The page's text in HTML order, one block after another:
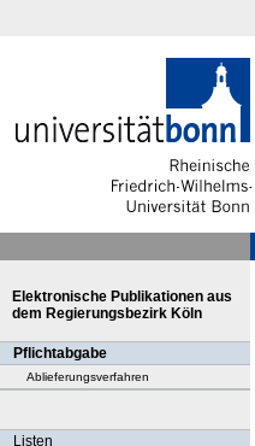
Elektronische Publikationen aus
dem Regierungsbezirk Köln
Pflichtabgabe
Ablieferungsverfahren
Listen